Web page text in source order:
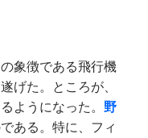
象徴である飛行機
げた。ところが、
ようになった。 野
ある。特に、フィ